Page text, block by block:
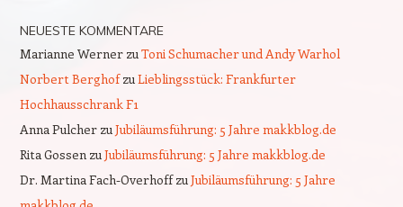
NEUESTE KOMMENTARE
Marianne WernerzuToni Schumacher und Andy Warhol
Norbert BerghofzuLieblingsstück: Frankfurter
Hochhausschrank F1
Anna PulcherzuJubiläumsführung: 5 Jahre makkblog.de
Rita GossenzuJubiläumsführung: 5 Jahre makkblog.de
Dr. Martina Fach-OverhoffzuJubiläumsführung: 5 Jahre